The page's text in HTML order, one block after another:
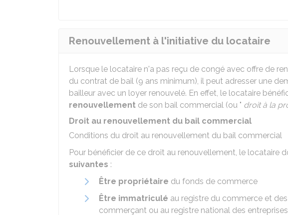
Renouvellement à l'initiative du locataire
Lorsque le locataire n'a pas reçu de congé avec offre de
du contrat de bail (9 ans minimum), il peut adresser une
bailleur avec un loyer renouvelé. En effet, le locataire
renouvellement de son bail commercial (ou " droit à la
Droit au renouvellement du bail commercial
Conditions du droit au renouvellement du bail commercial
Pour bénéficier de ce droit au renouvellement, le locataire
suivantes :
Être propriétaire du fonds de commerce
Être immatriculé au registre du commerce et
commerçant ou au registre national des